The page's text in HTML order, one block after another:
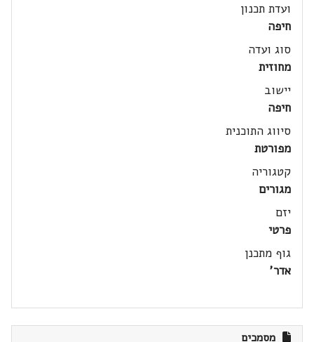
ועדת תכנון
חיפה
סוג ועדה
מחוזית
יישוב
חיפה
סיווג התוכנית
מפורטת
קטגוריה
מגורים
יזם
פרטי
גוף מתכנן
אדר'
מסמכים